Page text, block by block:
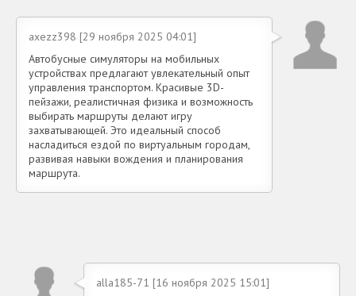
axezz398 [29 ноября 2025 04:01]
Автобусные симуляторы на мобильных
устройствах предлагают увлекательный опыт
управления транспортом. Красивые 3D-
пейзажи, реалистичная физика и возможность
выбирать маршруты делают игру
захватывающей. Это идеальный способ
насладиться ездой по виртуальным городам,
развивая навыки вождения и планирования
маршрута.
alla185-71 [16 ноября 2025 15:01]